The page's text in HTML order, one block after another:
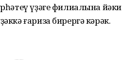
үҙәге филиалына йәки
ғариза бирергә кәрәк.